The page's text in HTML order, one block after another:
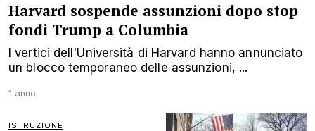
Harvard sospende assunzioni dopo stop
fondi Trump a Columbia
I vertici dell'Università di Harvard hanno annunciato
un blocco temporaneo delle assunzioni, ...
1 anno
ISTRUZIONE